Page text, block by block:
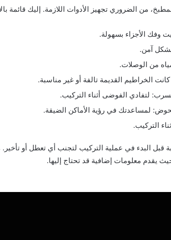
من الضروري تجهيز الأدوات اللازمة. إليك قائمة
وفك الأجزاء بسهولة.
آمن.
من الوصلات.
الخراطيم القديمة تالفة أو غير مناسبة.
لتفادي الفوضى أثناء التركيب.
لمساعدتك في رؤية الأماكن الضيقة.
التركيب.
قبل البدء في عملية التركيب لتجنب أي تعطل أو تأخير.
يقدم معلومات إضافية قد تحتاج إليها.